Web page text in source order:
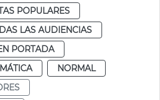
POPULARES
LAS AUDIENCIAS
PORTADA
NORMAL